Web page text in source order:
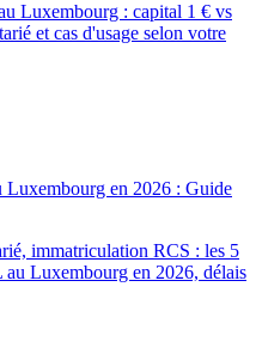
Luxembourg : capital 1 € vs
et cas d'usage selon votre
Luxembourg en 2026 : Guide
immatriculation RCS : les 5
Luxembourg en 2026, délais